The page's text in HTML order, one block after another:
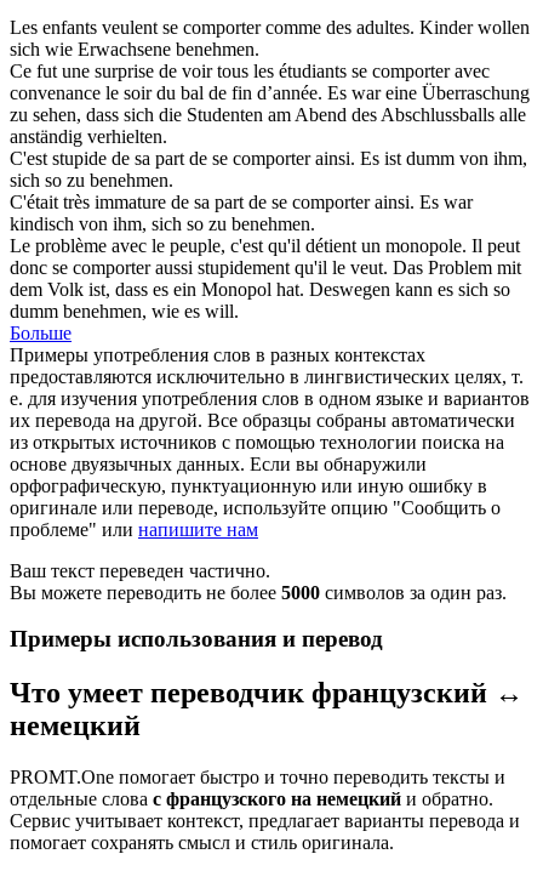
Les enfants veulent se comportercomme des adultes. Kinder wollen
sich wie Erwachsene benehmen.
Ce fut une surprise de voir tous les étudiants se comporteravec
convenance le soir du bal de fin d’année. Es war eine Überraschung
zu sehen, dass sich die Studenten am Abend des Abschlussballs alle
anständig verhielten.
C'est stupide de sa part de se comporterainsi. Es ist dumm von ihm,
sich so zu benehmen.
C'était très immature de sa part de se comporterainsi. Es war
kindisch von ihm, sich so zu benehmen.
Le problème avec le peuple, c'est qu'il détient un monopole. Il peut
donc se comporteraussi stupidement qu'il le veut. Das Problem mit
dem Volk ist, dass es ein Monopol hat. Deswegen kann es sich so
dumm benehmen, wie es will.
Больше
Примеры употребления слов в разных контекстах
предоставляются исключительно в лингвистических целях, т.
е. для изучения употребления слов в одном языке и вариантов
их перевода на другой. Все образцы собраны автоматически
из открытых источников с помощью технологии поиска на
основе двуязычных данных. Если вы обнаружили
орфографическую, пунктуационную или иную ошибку в
оригинале или переводе, используйте опцию "Сообщить о
проблеме" или напишите нам
Ваш текст переведен частично.
Вы можете переводить не более 5000 символов за один раз.
Примеры использования и перевод
Что умеет переводчик французский ↔
немецкий
PROMT.One помогает быстро и точно переводить тексты и
отдельные слова с французского на немецкий и обратно.
Сервис учитывает контекст, предлагает варианты перевода и
помогает сохранять смысл и стиль оригинала.